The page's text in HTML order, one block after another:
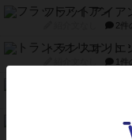
フラットアイア
2件
トランスオリエ
1件
アンブッシュ！
1
キャプテン・フ
2